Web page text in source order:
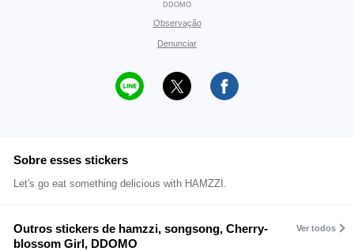
DDOMO
Observação
Denunciar
Sobre esses stickers
Let's go eat something delicious with HAMZZI.
Outros stickers de hamzzi, songsong, Cherry-
blossom Girl, DDOMO
Ver todos